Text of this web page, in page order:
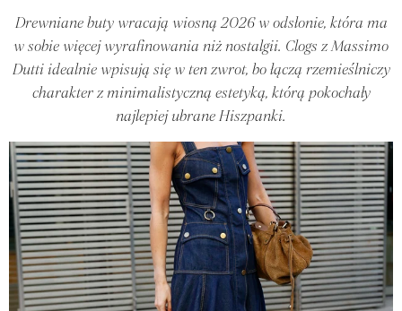
Drewniane buty wracają wiosną 2026 w odsłonie, która ma
w sobie więcej wyrafinowania niż nostalgii. Clogs z Massimo
Dutti idealnie wpisują się w ten zwrot, bo łączą rzemieślniczy
charakter z minimalistyczną estetyką, którą pokochały
najlepiej ubrane Hiszpanki.